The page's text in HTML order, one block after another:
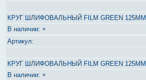
КРУГ ШЛИФОВАЛЬНЫЙ FILM GREEN 125ММ
+
КРУГ ШЛИФОВАЛЬНЫЙ FILM GREEN 125ММ
+